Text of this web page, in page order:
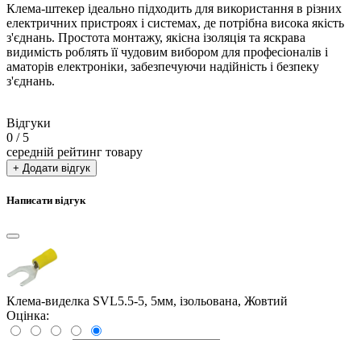
Клема-штекер ідеально підходить для використання в різних
електричних пристроях і системах, де потрібна висока якість
з'єднань. Простота монтажу, якісна ізоляція та яскрава
видимість роблять її чудовим вибором для професіоналів і
аматорів електроніки, забезпечуючи надійність і безпеку
з'єднань.
Відгуки
0 / 5
середній рейтинг товару
+ Додати відгук
Написати відгук
Клема-виделка SVL5.5-5, 5мм, ізольована, Жовтий
Оцінка: